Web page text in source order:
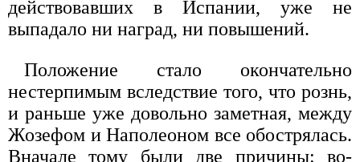
действовавших в Испании, уже не
выпадало ни наград, ни повышений.
Положение стало окончательно
нестерпимым вследствие того, что рознь,
и раньше уже довольно заметная, между
Жозефом и Наполеоном все обострялась.
Вначале тому были две причины: во-